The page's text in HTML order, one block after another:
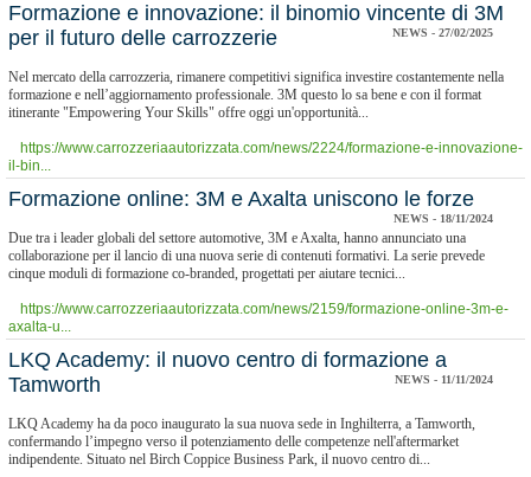
Formazione e innovazione: il binomio vincente di 3M
per il futuro delle carrozzerie
NEWS - 27/02/2025
Nel mercato della carrozzeria, rimanere competitivi significa investire costantemente nella
formazione e nell’aggiornamento professionale. 3M questo lo sa bene e con il format
itinerante "Empowering Your Skills" offre oggi un'opportunità...
https://www.carrozzeriaautorizzata.com/news/2224/formazione-e-innovazione-
il-bin...
​Formazione online: 3M e Axalta uniscono le forze
NEWS - 18/11/2024
Due tra i leader globali del settore automotive, 3M e Axalta, hanno annunciato una
collaborazione per il lancio di una nuova serie di contenuti formativi. La serie prevede
cinque moduli di formazione co-branded, progettati per aiutare tecnici...
https://www.carrozzeriaautorizzata.com/news/2159/formazione-online-3m-e-
axalta-u...
​LKQ Academy: il nuovo centro di formazione a
Tamworth
NEWS - 11/11/2024
LKQ Academy ha da poco inaugurato la sua nuova sede in Inghilterra, a Tamworth,
confermando l’impegno verso il potenziamento delle competenze nell'aftermarket
indipendente. Situato nel Birch Coppice Business Park, il nuovo centro di...